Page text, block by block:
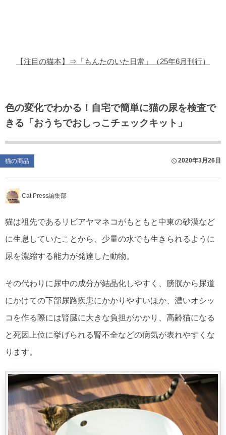
【注目の猫本】⇒「もんたのいた日常」（25年6月刊行）
色の変化でわかる！自宅で簡単に猫の尿を検査で
きる「おうちでおしっこチェックキット」
猫の商品 2020年3月26日
Cat Press編集部
猫は祖先であるリビアヤマネコがもともと中東の砂漠など
に生息していたことから、少量の水でも生きられるように
尿を濃縮する能力が発達した動物。
その代わりに尿中の成分が結晶化しやすく、膀胱から尿道
にかけての下部尿路疾患にかかりやすいほか、濃いオシッ
コを作る際には腎臓に大きな負担がかかり、高齢猫になる
と死因上位に挙げられる腎不全などの病気が表れやすくな
ります。
猫のゲーム・アプリ
猫のフリー写真素材